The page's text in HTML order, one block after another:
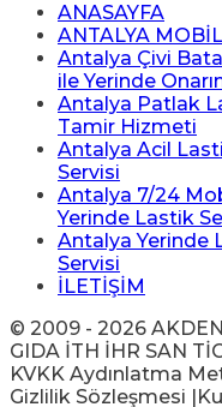
ANASAYFA
ANTALYA
Antalya Çivi
ile Yerinde
Antalya Patlak
Tamir Hizmeti
Antalya Acil
Servisi
Antalya 7/24
Yerinde Lastik
Antalya Yerinde
Servisi
İLETİŞİM
© 2009 - 2026
GIDA İTH İHR SAN
KVKK Aydınlatma
Gizlilik Sözleşmesi